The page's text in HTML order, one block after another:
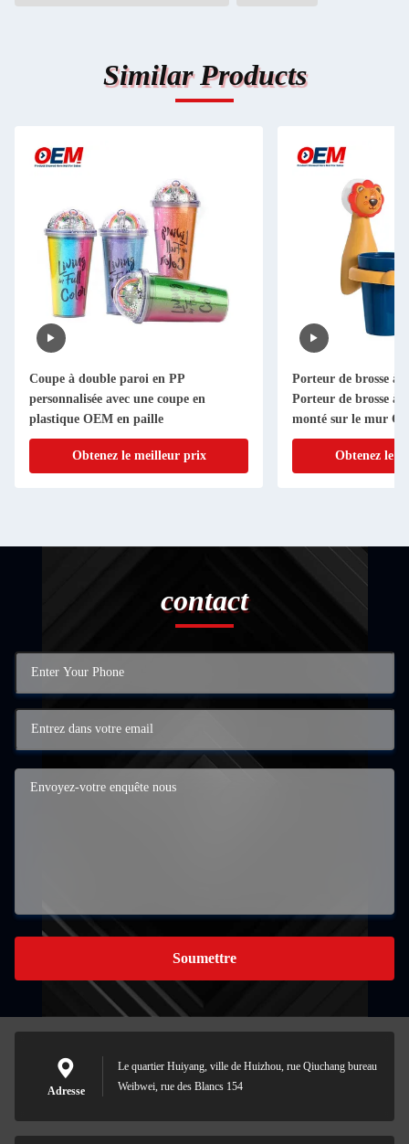
Similar Products
Coupe à double paroi en PP
personnalisée avec une coupe en
plastique OEM en paille
Obtenez le meilleur prix
Porteur de brosse à
Porteur de brosse à
monté sur le mur
dents OEM Coupe à
Obtenez le
contact
Soumettre
Adresse
Le quartier Huiyang, ville de Huizhou, rue Qiuchang bureau
Weibwei, rue des Blancs 154